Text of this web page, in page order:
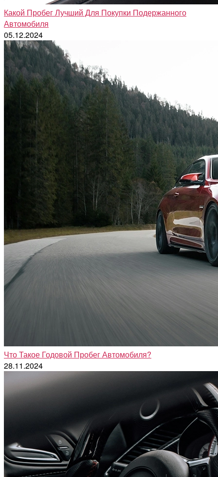
Какой Пробег Лучший Для Покупки Подержанного
Автомобиля
05.12.2024
Что Такое Годовой Пробег Автомобиля?
28.11.2024